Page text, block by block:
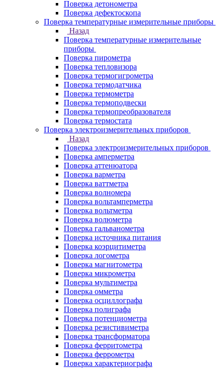
Поверка детонометра
Поверка дефектоскопа
Поверка температурные измерительные приборы
Назад
Поверка температурные измерительные
приборы
Поверка пирометра
Поверка тепловизора
Поверка термогигрометра
Поверка термодатчика
Поверка термометра
Поверка термоподвески
Поверка термопреобразователя
Поверка термостата
Поверка электроизмерительных приборов
Назад
Поверка электроизмерительных приборов
Поверка амперметра
Поверка аттенюатора
Поверка варметра
Поверка ваттметра
Поверка волномера
Поверка вольтамперметра
Поверка вольтметра
Поверка волюметра
Поверка гальванометра
Поверка источника питания
Поверка коэрцитиметра
Поверка логометра
Поверка магнитометра
Поверка микрометра
Поверка мультиметра
Поверка омметра
Поверка осциллографа
Поверка полиграфа
Поверка потенциометра
Поверка резистивиметра
Поверка трансформатора
Поверка ферритометра
Поверка феррометра
Поверка характериографа